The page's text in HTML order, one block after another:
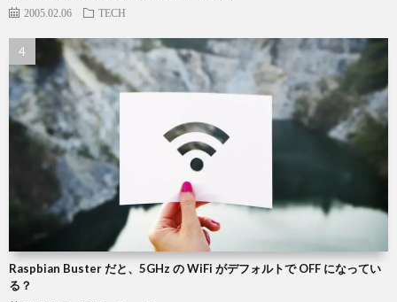
2005.02.06 TECH
Raspbian Buster だと、5GHz の WiFi がデフォルトで OFF になってい
る？